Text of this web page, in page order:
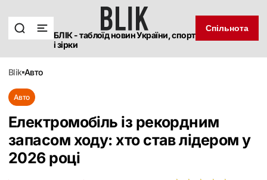
БЛІК - таблоїд новин України, спорт
і зірки
Спільнота
blik авто
Авто
Електромобіль із рекордним
запасом ходу: хто став лідером у
2026 році